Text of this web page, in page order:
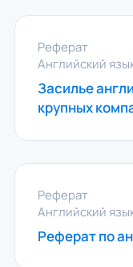
Реферат
Английский
Засилье
крупных
Реферат
Английский
Реферат по